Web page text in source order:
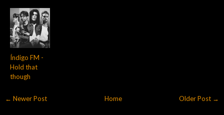
Índigo FM -
Hold that
though
← Newer Post Older Post →
Home